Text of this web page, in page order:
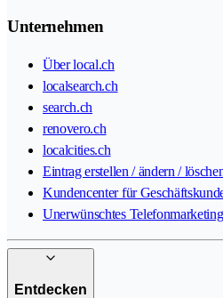
Unternehmen
Über local.ch
localsearch.ch
search.ch
renovero.ch
localcities.ch
Eintrag erstellen / ändern /
Kundencenter für
Unerwünschtes Telefonmarketing
Entdecken